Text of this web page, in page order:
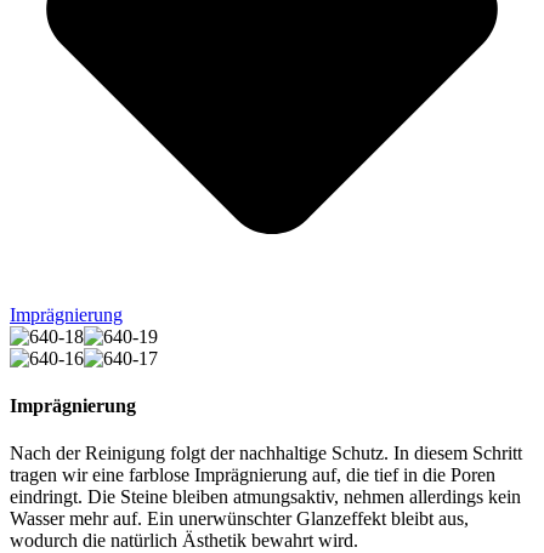
Imprägnierung
Imprägnierung
Nach der Reinigung folgt der nachhaltige Schutz. In diesem Schritt
tragen wir eine farblose Imprägnierung auf, die tief in die Poren
eindringt. Die Steine bleiben atmungsaktiv, nehmen allerdings kein
Wasser mehr auf. Ein unerwünschter Glanzeffekt bleibt aus,
wodurch die natürlich Ästhetik bewahrt wird.